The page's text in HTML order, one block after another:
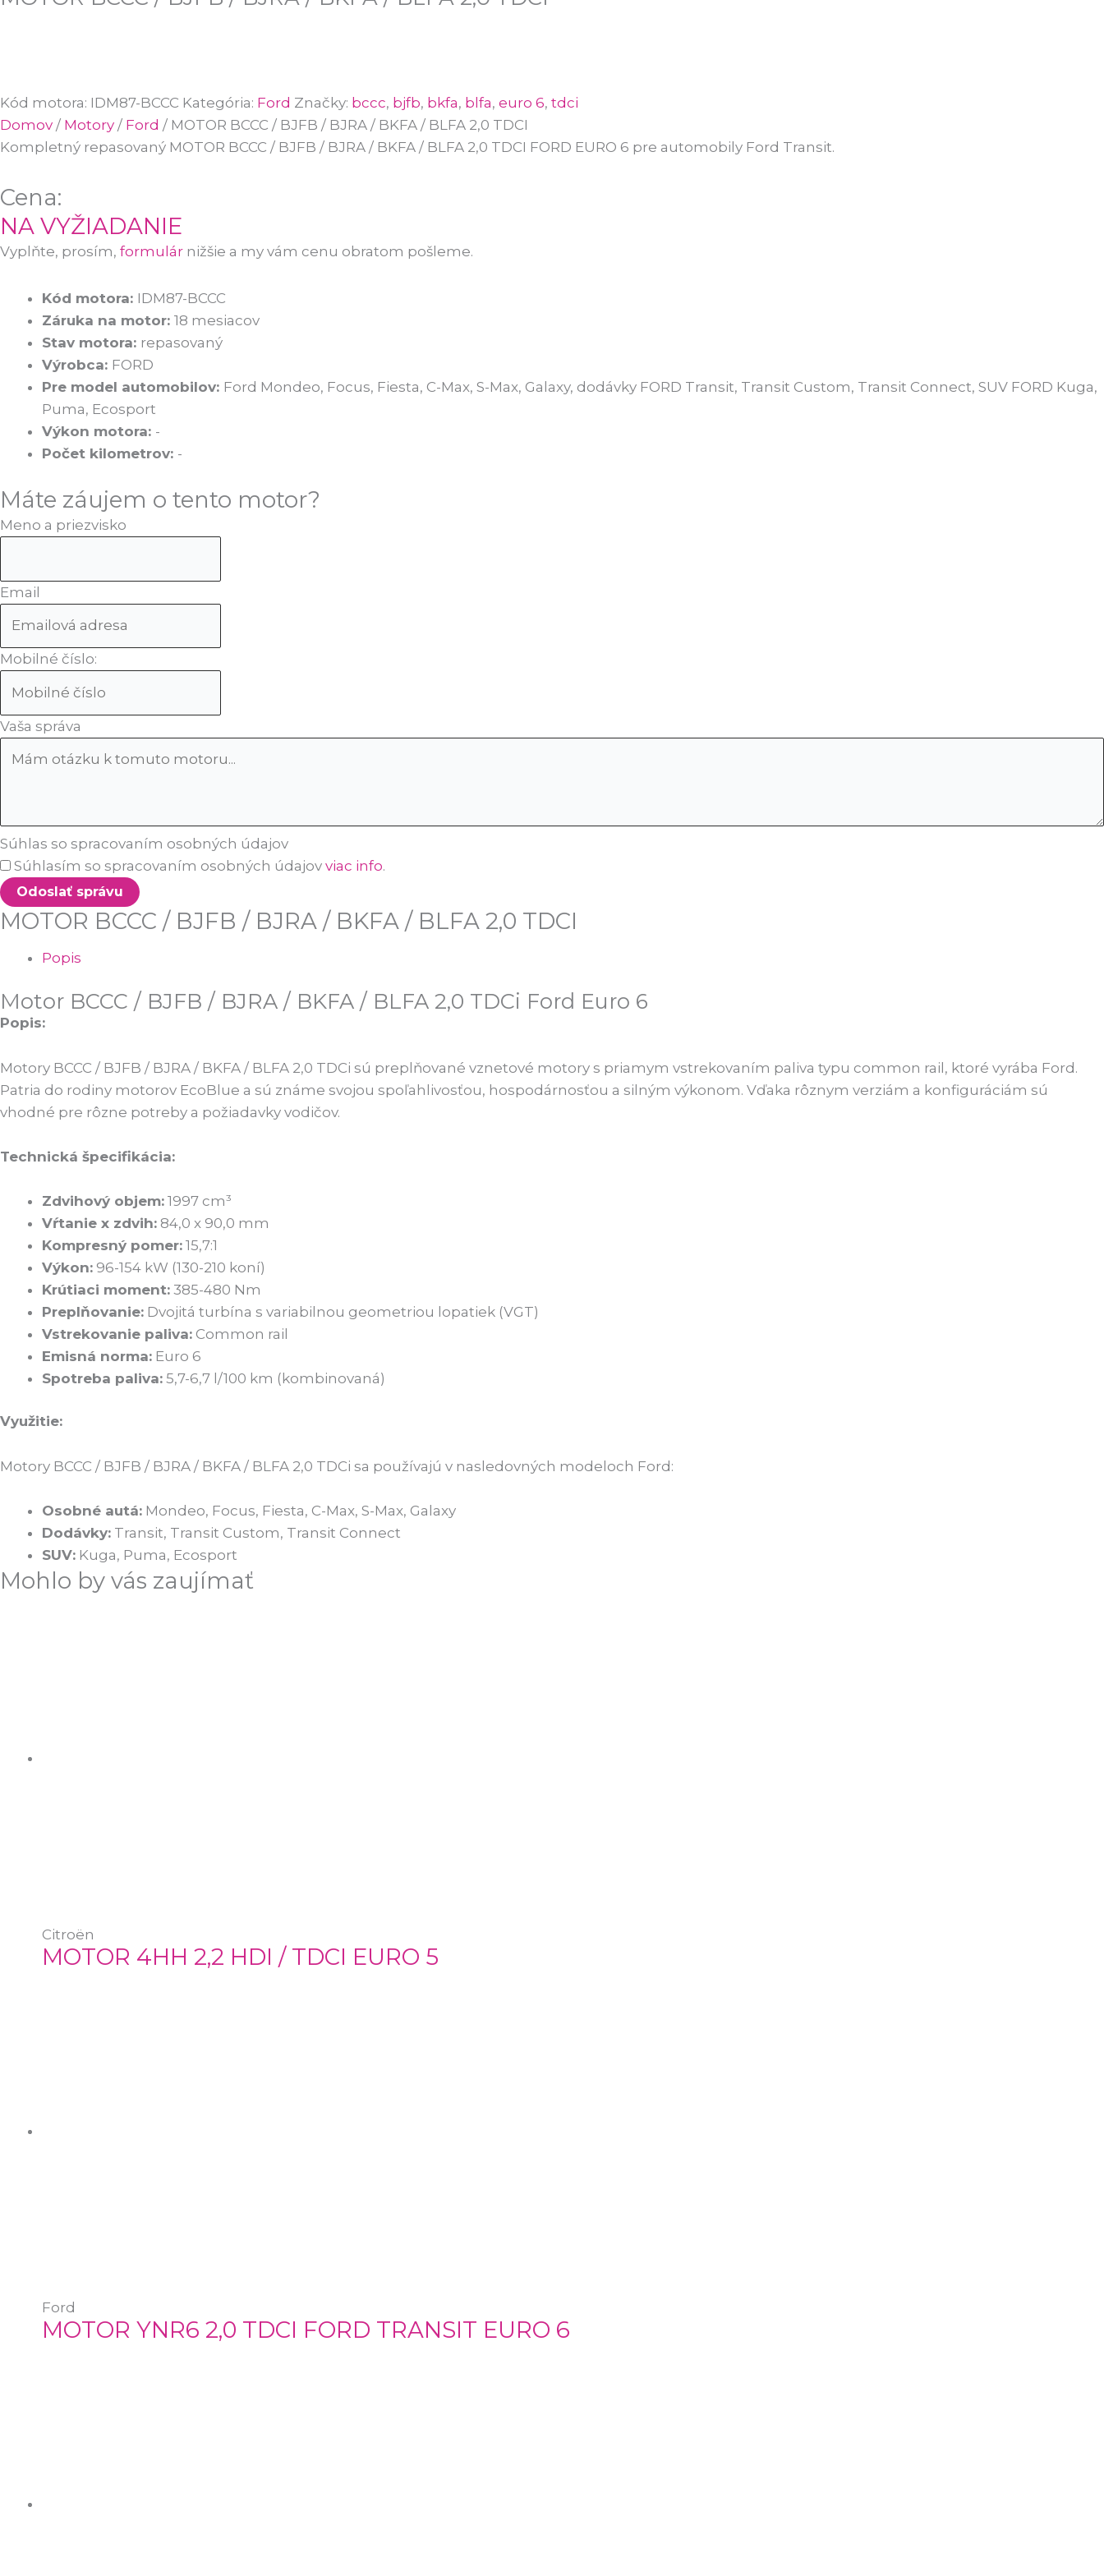
Kód motora: IDM87-BCCC Kategória: Ford Značky: bccc, bjfb, bkfa, blfa, euro 6, tdci
Domov / Motory / Ford / MOTOR BCCC / BJFB / BJRA / BKFA / BLFA 2,0 TDCI
Kompletný repasovaný MOTOR BCCC / BJFB / BJRA / BKFA / BLFA 2,0 TDCI FORD EURO 6 pre automobily Ford Transit.
Cena:
NA VYŽIADANIE
Vyplňte, prosím, formulár nižšie a my vám cenu obratom pošleme.
Kód motora: IDM87-BCCC
Záruka na motor: 18 mesiacov
Stav motora: repasovaný
Výrobca: FORD
Pre model automobilov: Ford Mondeo, Focus, Fiesta, C-Max, S-Max, Galaxy, dodávky FORD Transit, Transit Custom, Transit Connect, SUV FORD Kuga,
Puma, Ecosport
Výkon motora: -
Počet kilometrov: -
Máte záujem o tento motor?
Meno a priezvisko
Email
Mobilné číslo:
Vaša správa
Súhlas so spracovaním osobných údajov
Súhlasím so spracovaním osobných údajov viac info.
Odoslať správu
MOTOR BCCC / BJFB / BJRA / BKFA / BLFA 2,0 TDCI
Popis
Motor BCCC / BJFB / BJRA / BKFA / BLFA 2,0 TDCi Ford Euro 6
Popis:
Motory BCCC / BJFB / BJRA / BKFA / BLFA 2,0 TDCi sú preplňované vznetové motory s priamym vstrekovaním paliva typu common rail, ktoré vyrába Ford.
Patria do rodiny motorov EcoBlue a sú známe svojou spoľahlivosťou, hospodárnosťou a silným výkonom. Vďaka rôznym verziám a konfiguráciám sú
vhodné pre rôzne potreby a požiadavky vodičov.
Technická špecifikácia:
Zdvihový objem: 1997 cm³
Vŕtanie x zdvih: 84,0 x 90,0 mm
Kompresný pomer: 15,7:1
Výkon: 96-154 kW (130-210 koní)
Krútiaci moment: 385-480 Nm
Preplňovanie: Dvojitá turbína s variabilnou geometriou lopatiek (VGT)
Vstrekovanie paliva: Common rail
Emisná norma: Euro 6
Spotreba paliva: 5,7-6,7 l/100 km (kombinovaná)
Využitie:
Motory BCCC / BJFB / BJRA / BKFA / BLFA 2,0 TDCi sa používajú v nasledovných modeloch Ford:
Osobné autá: Mondeo, Focus, Fiesta, C-Max, S-Max, Galaxy
Dodávky: Transit, Transit Custom, Transit Connect
SUV: Kuga, Puma, Ecosport
Mohlo by vás zaujímať
Citroën
MOTOR 4HH 2,2 HDI / TDCI EURO 5
Ford
MOTOR YNR6 2,0 TDCI FORD TRANSIT EURO 6